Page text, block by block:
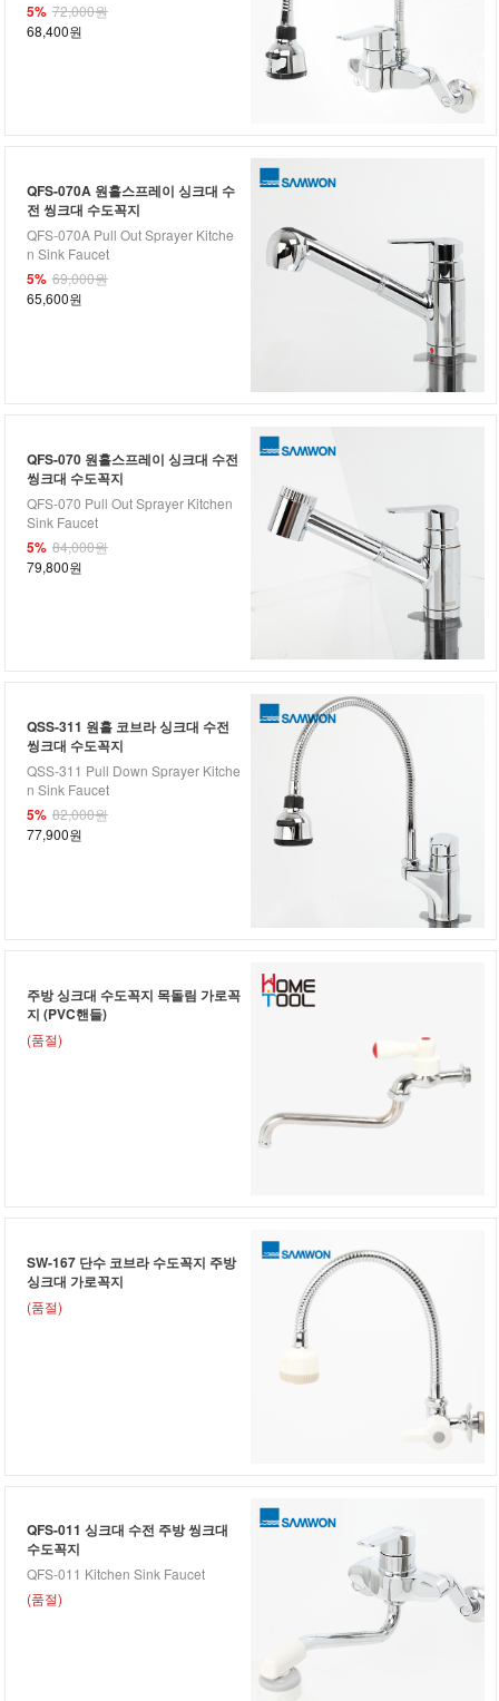
5% 72,000원
68,400원
QFS-070A 원홀스프레이 싱크대 수
전 씽크대 수도꼭지
QFS-070A Pull Out Sprayer Kitche
n Sink Faucet
5% 69,000원
65,600원
QFS-070 원홀스프레이 싱크대 수전
씽크대 수도꼭지
QFS-070 Pull Out Sprayer Kitchen
Sink Faucet
5% 84,000원
79,800원
QSS-311 원홀 코브라 싱크대 수전
씽크대 수도꼭지
QSS-311 Pull Down Sprayer Kitche
n Sink Faucet
5% 82,000원
77,900원
주방 싱크대 수도꼭지 목돌림 가로꼭
지 (PVC핸들)
(품절)
SW-167 단수 코브라 수도꼭지 주방
싱크대 가로꼭지
(품절)
QFS-011 싱크대 수전 주방 씽크대
수도꼭지
QFS-011 Kitchen Sink Faucet
(품절)